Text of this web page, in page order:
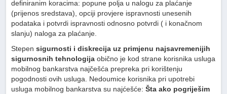
definiranim koracima: popune polja u nalogu za plaćanje
(prijenos sredstava), opciji provjere ispravnosti unesenih
podataka i potvrdi ispravnosti odnosno potvrdi ( i konačnom
slanju) naloga za plaćanje.
Stepensigurnosti i diskrecija uz primjenu najsavremenijih
sigurnosnih tehnologija obično je kod strane korisnika usluga
mobilnog bankarstva najčešća prepreka pri korištenju
pogodnosti ovih usluga. Nedoumice korisnika pri upotrebi
usluga mobilnog bankarstva su najćešće:Šta ako pogriješim